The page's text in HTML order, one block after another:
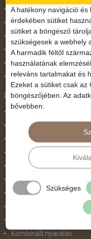
November 1.
Október 23.
Pünkösdi utazás
Szilveszter
Tavaszi szünet
Valentin nap
Programtípus
Belépőjegy
Egyéni út
Egzotikus út
Fesztiválok
Golfút
Gyalogtúra
Kombinált nyaralás
A hatékony navigáció
érdekében sütiket
sütiket a böngésző
szükségesek a webhely
A harmadik féltől
használatának
releváns tartalmakat és
Ezeket a sütiket csak az
böngészőjében. Az
bővebben.
Szükséges